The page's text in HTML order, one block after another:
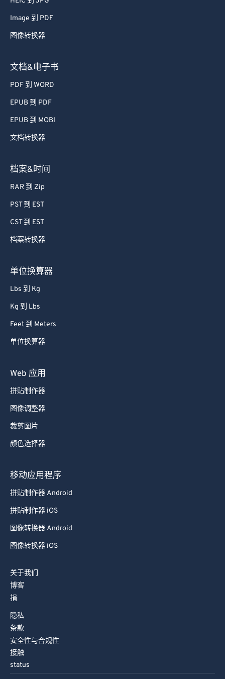
Image 到 PDF
图像转换器
文档&电子书
PDF 到 WORD
EPUB 到 PDF
EPUB 到 MOBI
文档转换器
档案&时间
RAR 到 Zip
PST 到 EST
CST 到 EST
档案转换器
单位换算器
Lbs 到 Kg
Kg 到 Lbs
Feet 到 Meters
单位换算器
Web 应用
拼贴制作器
图像调整器
裁剪图片
颜色选择器
移动应用程序
拼贴制作器 Android
拼贴制作器 iOS
图像转换器 Android
图像转换器 iOS
关于我们
博客
捐
隐私
条款
安全性与合规性
接触
status